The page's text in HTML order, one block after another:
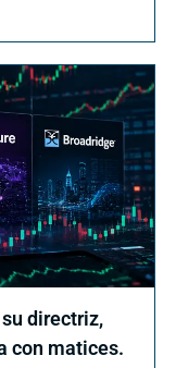
directriz,
con matices.